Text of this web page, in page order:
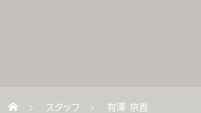
スタッフ 有澤 京香